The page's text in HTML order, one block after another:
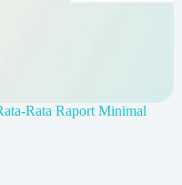
Rata Raport Minimal